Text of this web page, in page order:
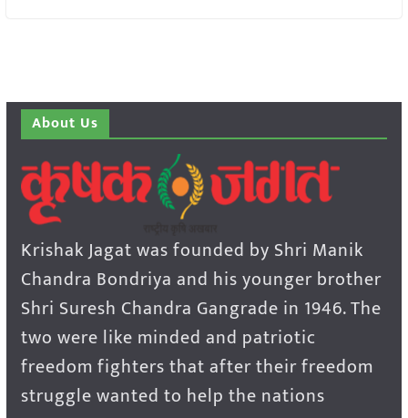
About Us
Krishak Jagat was founded by Shri Manik
Chandra Bondriya and his younger brother
Shri Suresh Chandra Gangrade in 1946. The
two were like minded and patriotic
freedom fighters that after their freedom
struggle wanted to help the nations